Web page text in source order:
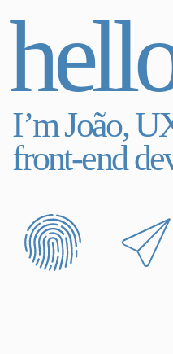
hell
I’mJoão,U
front-endde